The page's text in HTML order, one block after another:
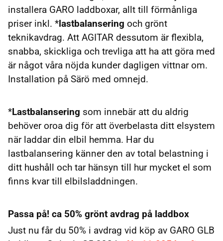
installera GARO laddboxar, allt till förmånliga
priser inkl. *lastbalansering och grönt
teknikavdrag. Att AGITAR dessutom är flexibla,
snabba, skickliga och trevliga att ha att göra med
är något våra nöjda kunder dagligen vittnar om.
Installation på Särö med omnejd.
*Lastbalansering som innebär att du aldrig
behöver oroa dig för att överbelasta ditt elsystem
när laddar din elbil hemma. Har du
lastbalansering känner den av total belastning i
ditt hushåll och tar hänsyn till hur mycket el som
finns kvar till elbilsladdningen.
Passa på! ca 50% grönt avdrag på laddbox
Just nu får du 50% i avdrag vid köp av GARO GLB